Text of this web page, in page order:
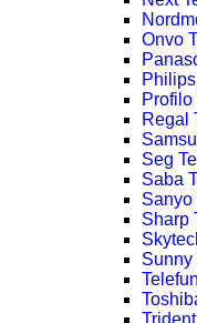
Onvo
Regal
Seg
Saba
Sanyo
Sharp
Sunny